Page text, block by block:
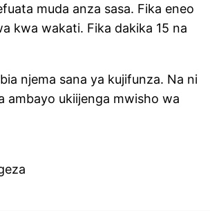
muda anza sasa. Fika eneo
kwa wakati. Fika dakika 15 na
njema sana ya kujifunza. Na ni
ambayo ukiijenga mwisho wa